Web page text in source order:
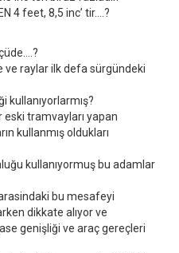
4 feet, 8,5 inc’ tir….?
ve raylar ilk defa sürgündeki
kullanıyorlarmış?
eski tramvayları yapan
kullanmış oldukları
kullanıyormuş bu adamlar
bu mesafeyi
dikkate alıyor ve
genişliği ve araç gereçleri